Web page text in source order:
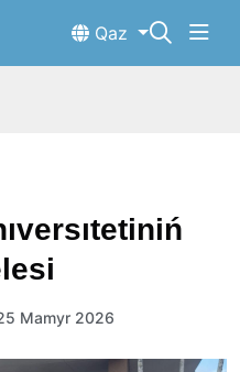
Qaz
Mamyr 2026